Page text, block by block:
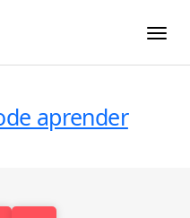
aprender